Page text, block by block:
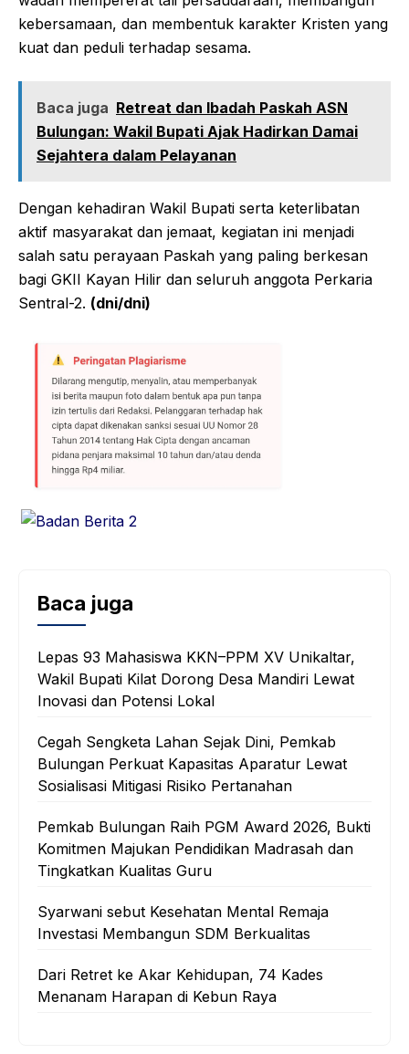
kebersamaan, dan membentuk karakter Kristen yang
kuat dan peduli terhadap sesama.
Baca juga Retreat dan Ibadah Paskah ASN
Bulungan: Wakil Bupati Ajak Hadirkan Damai
Sejahtera dalam Pelayanan
Dengan kehadiran Wakil Bupati serta keterlibatan
aktif masyarakat dan jemaat, kegiatan ini menjadi
salah satu perayaan Paskah yang paling berkesan
bagi GKII Kayan Hilir dan seluruh anggota Perkaria
Sentral-2. (dni/dni)
Baca juga
Lepas 93 Mahasiswa KKN–PPM XV Unikaltar,
Wakil Bupati Kilat Dorong Desa Mandiri Lewat
Inovasi dan Potensi Lokal
Cegah Sengketa Lahan Sejak Dini, Pemkab
Bulungan Perkuat Kapasitas Aparatur Lewat
Sosialisasi Mitigasi Risiko Pertanahan
Pemkab Bulungan Raih PGM Award 2026, Bukti
Komitmen Majukan Pendidikan Madrasah dan
Tingkatkan Kualitas Guru
‎Syarwani sebut Kesehatan Mental Remaja
Investasi Membangun SDM Berkualitas
‎Dari Retret ke Akar Kehidupan, 74 Kades
Menanam Harapan di Kebun Raya